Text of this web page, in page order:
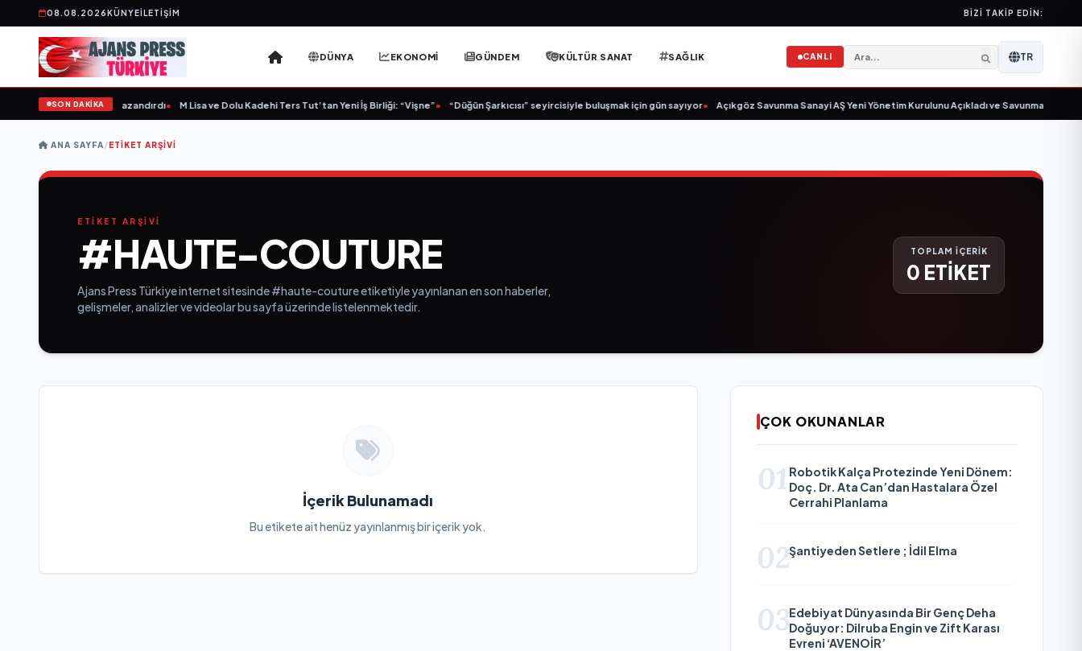
08.08.2026KÜNYEİLETIŞIM BIZI TAKIP EDIN:
DÜNYA EKONOMİ GÜNDEM KÜLTÜR SANAT SAĞLIK CANLI TR
SON DAKİKA
Yeni Bir Marka Kazandırdı• M Lisa ve Dolu Kadehi Ters Tut’tan Yeni İş Birliği: “Vişne”• “Düğün Şarkıcısı” seyircisiyle buluşmak için gün sayıyor• Açıkgöz Savunma Sanayi AŞ Yeni Yönetim Kurulunu Açıkladı ve Savunma
ANA SAYFA/ETIKET ARŞIVI
ETİKET ARŞİVİ
#HAUTE-COUTURE
Ajans Press Türkiye internet sitesinde #haute-couture etiketiyle yayınlanan en son haberler,
gelişmeler, analizler ve videolar bu sayfa üzerinde listelenmektedir.
TOPLAM İÇERİK
0 ETİKET
İçerik Bulunamadı
Bu etikete ait henüz yayınlanmış bir içerik yok.
ÇOK OKUNANLAR
01 Robotik Kalça Protezinde Yeni Dönem:
Doç. Dr. Ata Can’dan Hastalara Özel
Cerrahi Planlama
02Şantiyeden Setlere ; İdil Elma
03Edebiyat Dünyasında Bir Genç Deha
Doğuyor: Dilruba Engin ve Zift Karası
Evreni ‘AVENOİR’